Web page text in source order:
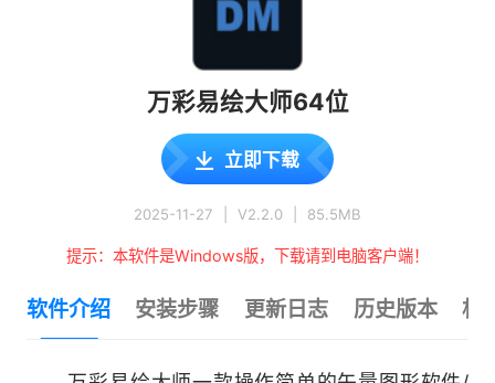
万彩易绘大师64位
立即下载
2025-11-27 V2.2.0 85.5MB
提示：本软件是Windows版，下载请到电脑客户端！
软件介绍 安装步骤 更新日志 历史版本 相